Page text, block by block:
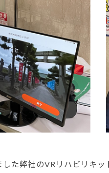
た弊社のVRリハビリキッ